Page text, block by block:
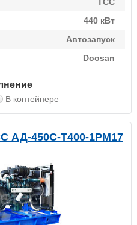
440 кВт
Автозапуск
Doosan
В контейнере
АД-450С-Т400-1РМ17